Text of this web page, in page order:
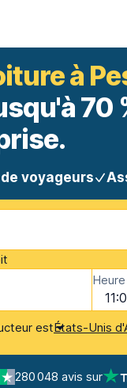
à
70
voyageurs
Heure
estÉtats-Unis
280 048 avis sur